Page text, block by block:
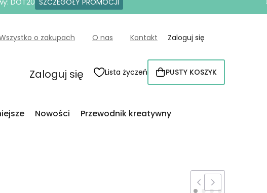
DOT20 SZCZEGÓŁY PROMOCJI
o zakupach O nas Kontakt Zaloguj się
Zaloguj się Lista życzeń KOSZYK
PUSTY KOSZYK
Nowości Przewodnik kreatywny